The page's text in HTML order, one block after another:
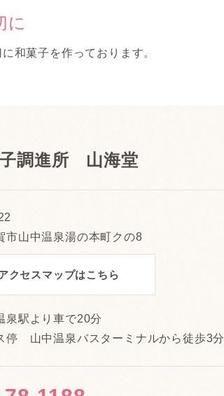
に
和菓子を作っております。
調進所 山海堂
市山中温泉湯の本町クの8
クセスマップはこちら
泉駅より車で20分
停 山中温泉バスターミナルから徒歩3分